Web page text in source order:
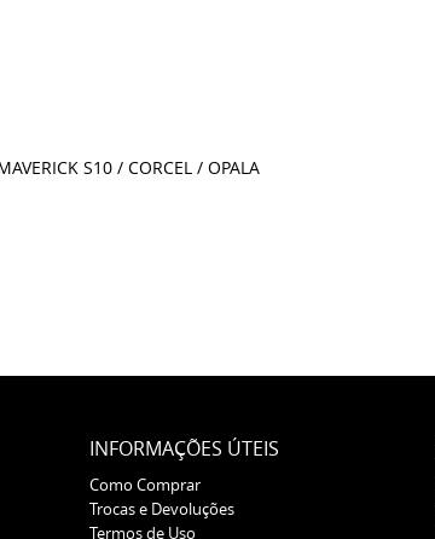
S10 / CORCEL / OPALA
INFORMAÇÕES ÚTEIS
Como Comprar
Trocas e Devoluções
Termos de Uso